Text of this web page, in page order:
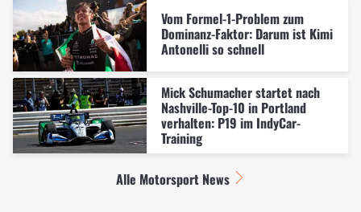
Vom Formel-1-Problem zum
Dominanz-Faktor: Darum ist Kimi
Antonelli so schnell
Mick Schumacher startet nach
Nashville-Top-10 in Portland
verhalten: P19 im IndyCar-
Training
Alle Motorsport News